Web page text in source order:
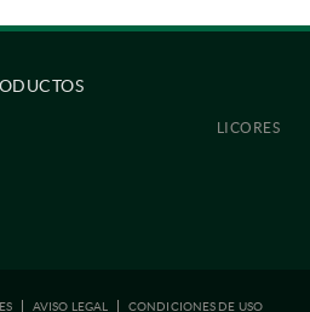
LICORES
AVISO LEGAL CONDICIONES DE USO